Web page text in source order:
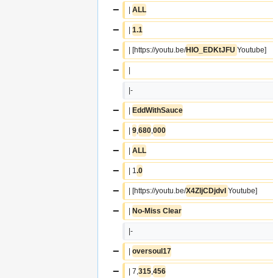
− | ALL
− | 1.1
− | [https://youtu.be/HIO_EDKtJFU Youtube]
− |
|-
− | EddWithSauce
− | 9 ,680 ,000
− | ALL
− | 1.0
− | [https://youtu.be/X4ZljCDjdvI Youtube]
− | No-Miss Clear
|-
− | oversoul17
− | 7,315 ,456